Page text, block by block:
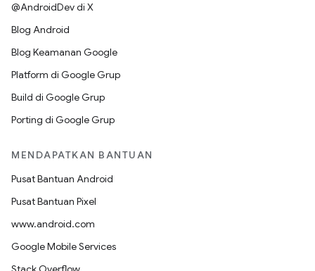
@AndroidDev di X
Blog Android
Blog Keamanan Google
Platform di Google Grup
Build di Google Grup
Porting di Google Grup
MENDAPATKAN BANTUAN
Pusat Bantuan Android
Pusat Bantuan Pixel
www.android.com
Google Mobile Services